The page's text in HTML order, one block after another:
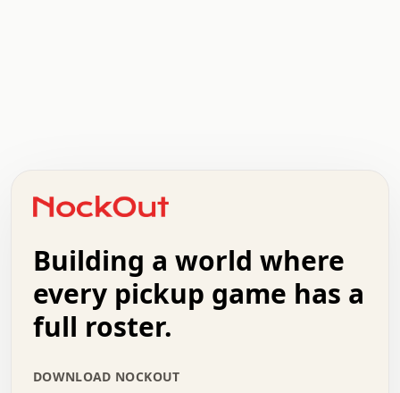
+   .   .   .   .   .   .   .   .   .   +   .   .
.   .   .   .   .   .   .   .   .   .   .   :   .
.   .   .   .   +   .   .   .   .   .   .   .   +
.   :   .   .   .   .   .   .   .   .   o   .   .
.   .   x   .   .   .   .   .   .   :   .   .   o
.   .   .   .   :   .   .   .   .   o   .   .   .
.   .   .   .   .   .   .   :   .   .   .   .   .
Building a world where
every pickup game has a
full roster.
DOWNLOAD NOCKOUT